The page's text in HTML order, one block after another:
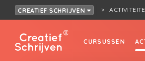
CREATIEF SCHRIJVEN
CURSUSSEN